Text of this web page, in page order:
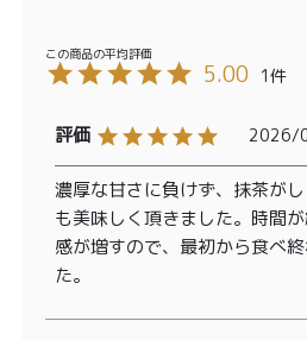
5.00 1
2026/
濃厚な甘さに負けず、抹茶が
も美味しく頂きました。時間
感が増すので、最初から食べ
た。